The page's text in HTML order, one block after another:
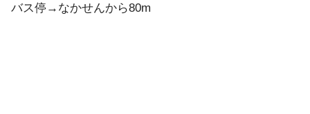
バス停→なかせんから80m